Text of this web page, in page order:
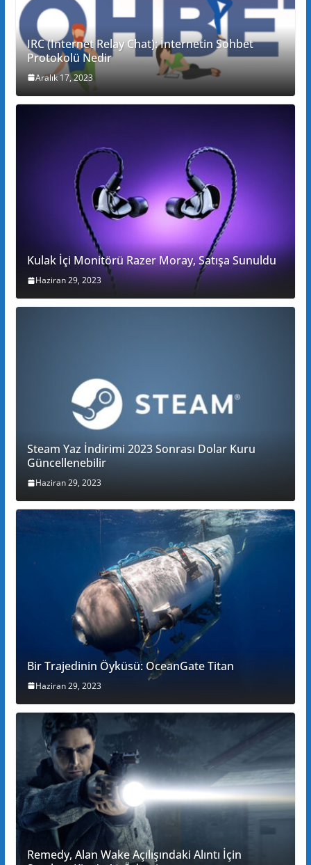
IRC (Internet Relay Chat): İnternetin Sohbet
Protokolü Nedir
Aralık 17, 2023
Kulak İçi Monitörü Razer Moray, Satışa Sunuldu
Haziran 29, 2023
Steam Yaz İndirimi 2023 Sonrası Dolar Kuru
Güncellenebilir
Haziran 29, 2023
Bir Trajedinin Öyküsü: OceanGate Titan
Haziran 29, 2023
Remedy, Alan Wake Açılışındaki Alıntı İçin